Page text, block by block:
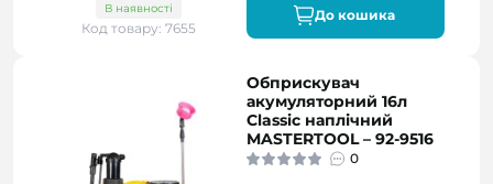
В наявності
Код товару: 7655
До кошика
Обприскувач
акумуляторний 16л
Classic наплічний
MASTERTOOL – 92-9516
0